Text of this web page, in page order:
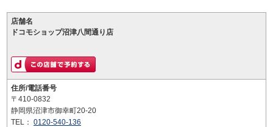
店舗名
ドコモショップ沼津八間通り店
住所/電話番号
〒410-0832
静岡県沼津市御幸町20-20
TEL： 0120-540-136